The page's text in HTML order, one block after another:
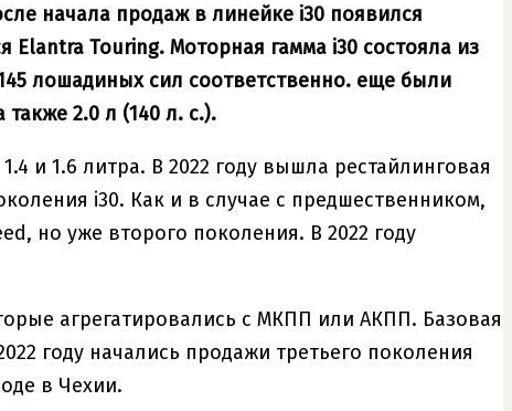
начала продаж в линейке i30 появился
Touring. Моторная гамма i30 состояла из
лошадиных сил соответственно. еще были
2.0 л (140 л. с.).
и 1.6 литра. В 2022 году вышла рестайлинговая
i30. Как и в случае с предшественником,
но уже второго поколения. В 2022 году
агрегатировались с МКПП или АКПП. Базовая
году начались продажи третьего поколения
в Чехии.